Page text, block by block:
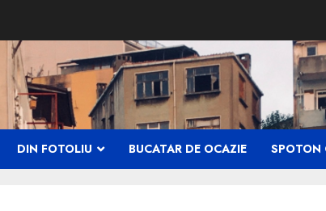
DIN FOTOLIU BUCATAR DE OCAZIE SPOTON